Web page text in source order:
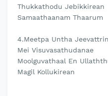
Thukkathodu Jebikkirean
Samaathaanam Thaarum
4.Meetpa Untha
Mei Visuvasathudanae
Moolguvathaal En
Magil Kollukirean